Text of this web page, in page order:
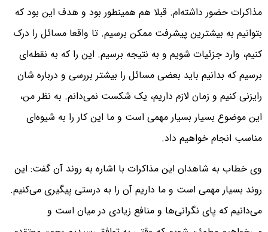
مذاکرات حضور داشته‌ام. قبلا هم همینطور بود و هدف این بود که
بتوانیم به بیشترین پیشرفت ممکن برسیم. تا واقعا مسائل را درک
کنیم، وارد جزئیات شویم و به نتیجه برسیم. این را که به نقطه‌ای
برسیم که بدانیم باید بعضی مسائل را بیشتر بررسی و درباره شان
رایزنی کنیم و زمان لازم داریم، یک شکست نمی‌دانم. به نظر من،
این موضوع بسیار بسیار مهمی است و ما این کار را به شیوه‌ای
مناسب انجام خواهیم داد.
وی خطاب به شاهدان این مذاکرات با اشاره به روند آن گفت: این
روند بسیار مهمی است و ما داریم آن را به درستی پیگیری می‌کنیم.
می‌دانیم که پای نگرانی‌ها و منافع زیادی در میان است و